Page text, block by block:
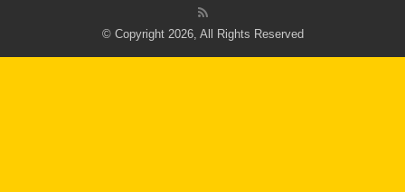
© Copyright 2026, All Rights Reserved